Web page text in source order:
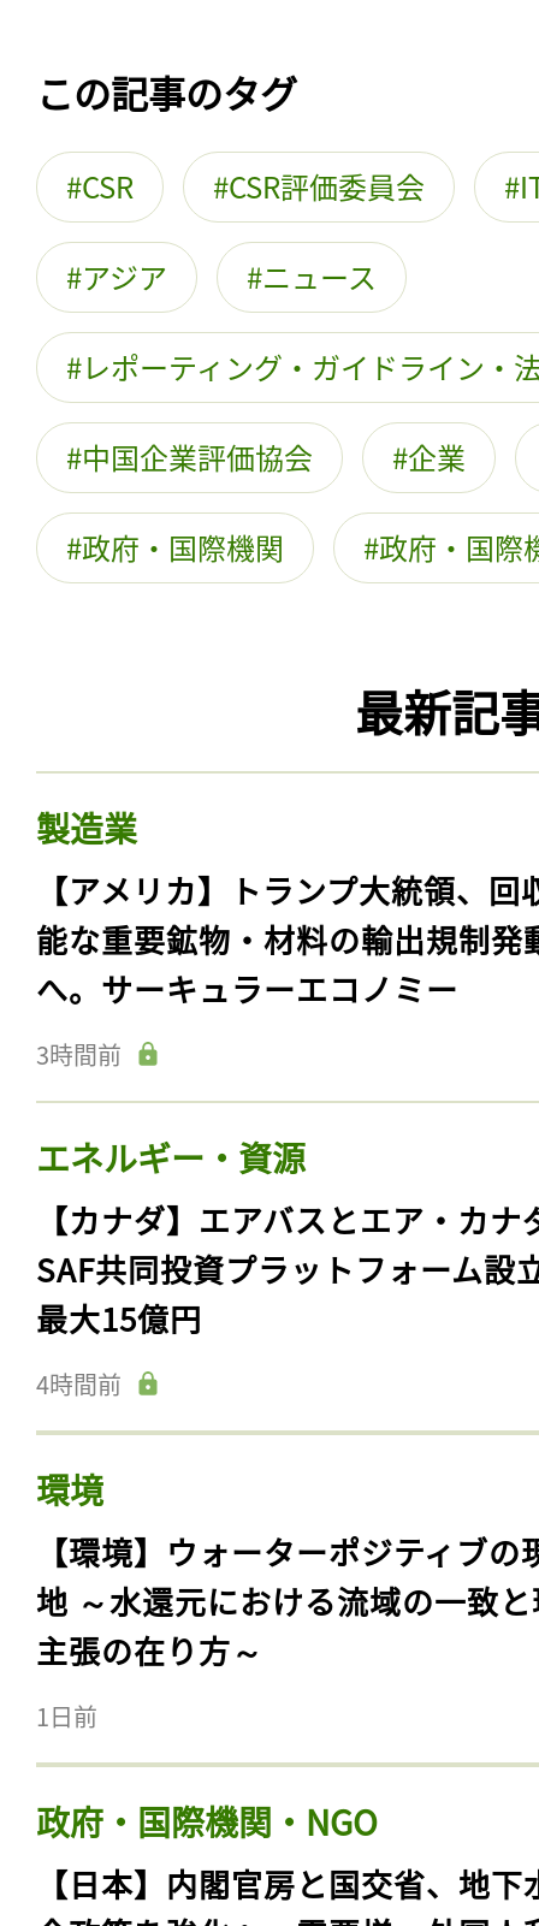
この記事のタグ
CSR CSR評価委員会
アジア ニュース
レポーティング・ガイドライン・
中国企業評価協会 企業
政府・国際機関 政府・国際
最新記
製造業
【アメリカ】トランプ大統領、回
能な重要鉱物・材料の輸出規制発
へ。サーキュラーエコノミー
3時間前
エネルギー・資源
【カナダ】エアバスとエア・カナ
SAF共同投資プラットフォーム設
最大15億円
4時間前
環境
【環境】ウォーターポジティブの
地 ～水還元における流域の一致
主張の在り方～
1日前
政府・国際機関・NGO
【日本】内閣官房と国交省、地下